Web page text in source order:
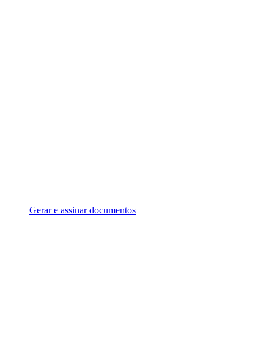
Gerar e assinar documentos